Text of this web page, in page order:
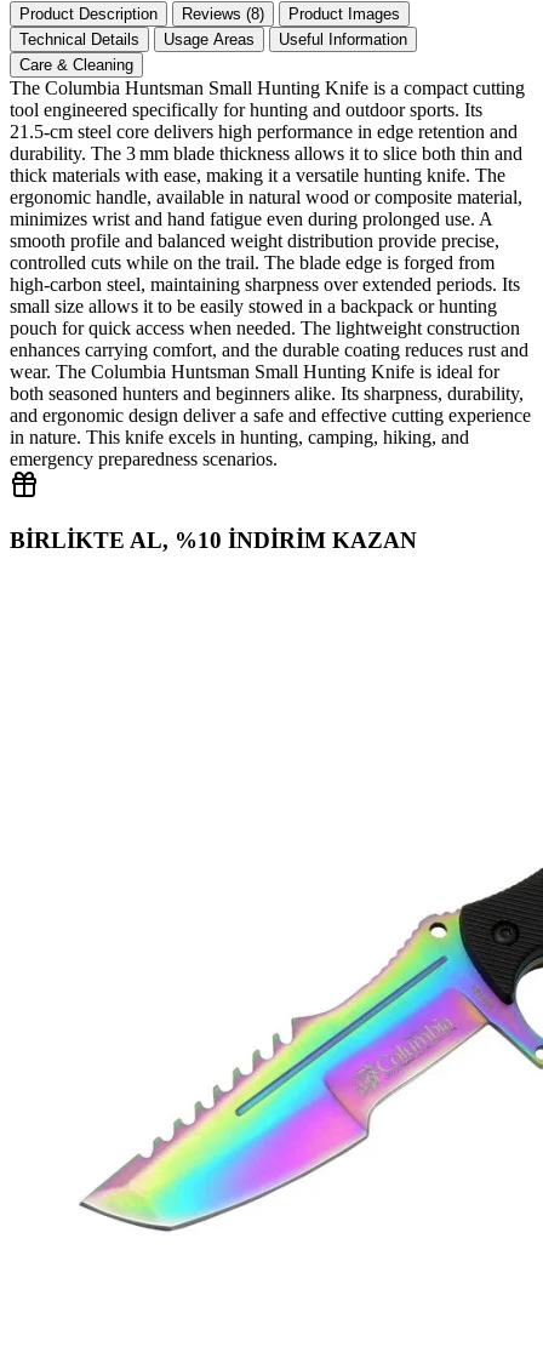
Product Description Reviews (8)
Product Images
Technical Details
Usage Areas
Useful Information
Care & Cleaning
The Columbia Huntsman Small Hunting Knife is a compact cutting
tool engineered specifically for hunting and outdoor sports. Its
21.5‑cm steel core delivers high performance in edge retention and
durability. The 3 mm blade thickness allows it to slice both thin and
thick materials with ease, making it a versatile hunting knife. The
ergonomic handle, available in natural wood or composite material,
minimizes wrist and hand fatigue even during prolonged use. A
smooth profile and balanced weight distribution provide precise,
controlled cuts while on the trail. The blade edge is forged from
high‑carbon steel, maintaining sharpness over extended periods. Its
small size allows it to be easily stowed in a backpack or hunting
pouch for quick access when needed. The lightweight construction
enhances carrying comfort, and the durable coating reduces rust and
wear. The Columbia Huntsman Small Hunting Knife is ideal for
both seasoned hunters and beginners alike. Its sharpness, durability,
and ergonomic design deliver a safe and effective cutting experience
in nature. This knife excels in hunting, camping, hiking, and
emergency preparedness scenarios.
BİRLİKTE AL, %10 İNDİRİM KAZAN